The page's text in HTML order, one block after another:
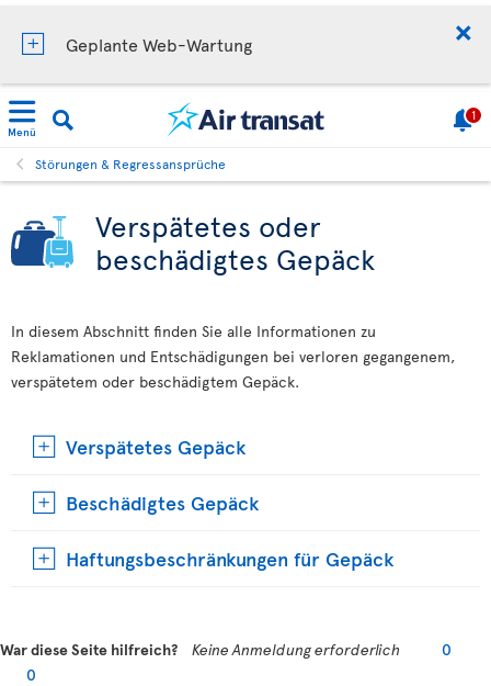
Geplante Web-Wartung
Menü
1
Störungen & Regressansprüche
Verspätetes oder
beschädigtes Gepäck
In diesem Abschnitt finden Sie alle Informationen zu
Reklamationen und Entschädigungen bei verloren gegangenem,
verspätetem oder beschädigtem Gepäck.
Verspätetes Gepäck
Beschädigtes Gepäck
Haftungsbeschränkungen für Gepäck
War diese Seite hilfreich? Keine Anmeldung erforderlich
0
0